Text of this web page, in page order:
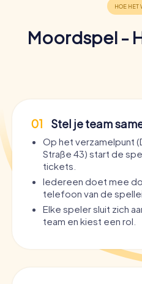
Moordspel -
01 Stel je team
Op het verzamelpunt
Straße 43) start de
tickets.
Iedereen doet mee
telefoon van de
Elke speler sluit zich
team en kiest een rol.